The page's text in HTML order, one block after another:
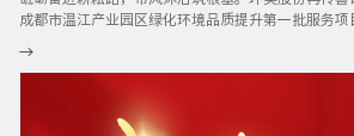
成都市温江产业园区绿化环境品质提升第一批服务
“美丽街区”，持续擦亮“金温江”城市品牌，进一